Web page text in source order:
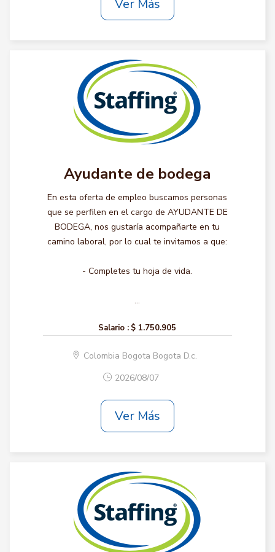
Ver Más
Ayudante de bodega
En esta oferta de empleo buscamos personas
que se perfilen en el cargo de AYUDANTE DE
BODEGA, nos gustaría acompañarte en tu
camino laboral, por lo cual te invitamos a que:
- Completes tu hoja de vida.
...
Salario : $ 1.750.905
Colombia Bogota Bogota D.c.
2026/08/07
Ver Más